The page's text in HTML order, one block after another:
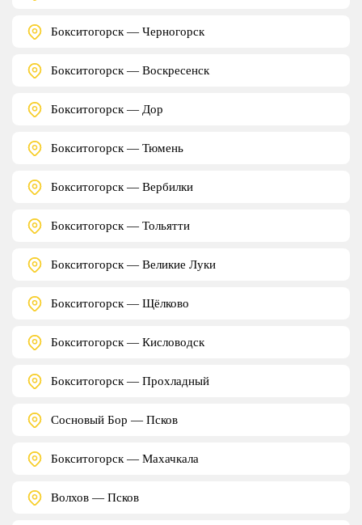
Бокситогорск — Черногорск
Бокситогорск — Воскресенск
Бокситогорск — Дор
Бокситогорск — Тюмень
Бокситогорск — Вербилки
Бокситогорск — Тольятти
Бокситогорск — Великие Луки
Бокситогорск — Щёлково
Бокситогорск — Кисловодск
Бокситогорск — Прохладный
Сосновый Бор — Псков
Бокситогорск — Махачкала
Волхов — Псков